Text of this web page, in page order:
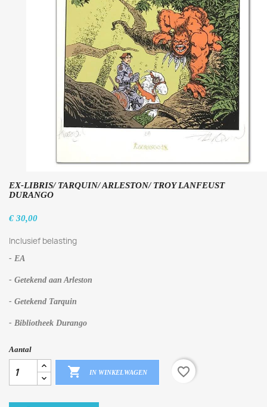
EX-LIBRIS/ TARQUIN/ ARLESTON/ TROY LANFEUST
DURANGO
€ 30,00
Inclusief belasting
- EA
- Getekend aan Arleston
- Getekend Tarquin
- Bibliotheek Durango
Aantal
 IN WINKELWAGEN favorite_border